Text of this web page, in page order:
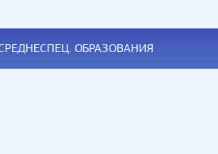
ОБРАЗОВАНИЯ